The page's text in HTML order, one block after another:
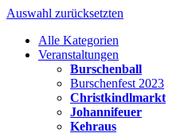
Auswahl zurücksetzten
Alle Kategorien
Veranstaltungen
Burschenball
Burschenfest 2023
Christkindlmarkt
Johannifeuer
Kehraus